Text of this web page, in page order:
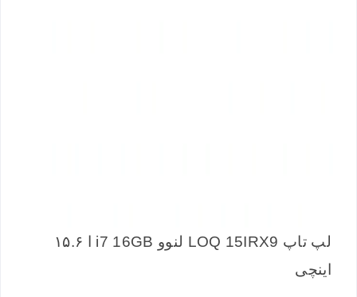
لپ تاپ LOQ 15IRX9 لنوو i7 16GB ا ۱۵.۶
اینچی